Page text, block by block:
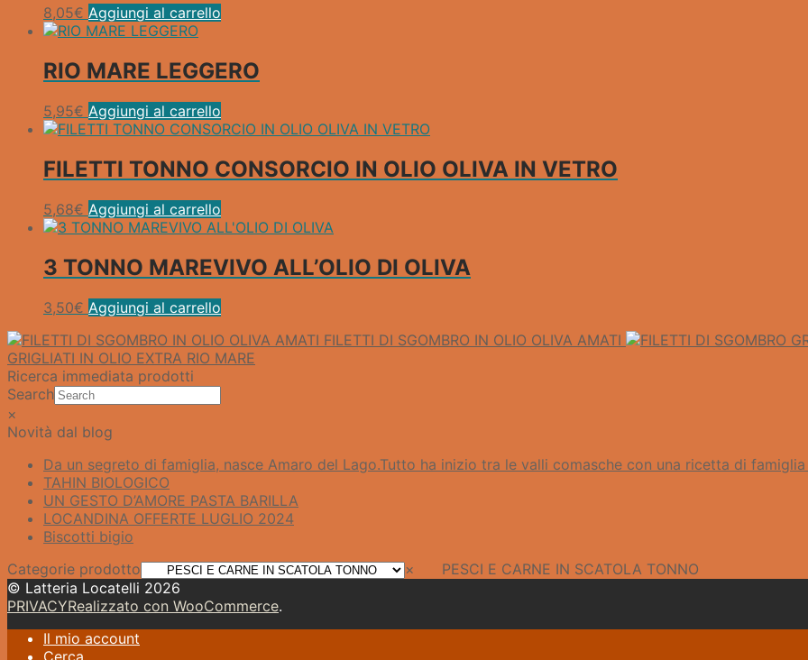
8,05€ Aggiungi al carrello
RIO MARE LEGGERO
5,95€ Aggiungi al carrello
FILETTI TONNO CONSORCIO IN OLIO OLIVA IN VETRO
5,68€ Aggiungi al carrello
3 TONNO MAREVIVO ALL’OLIO DI OLIVA
3,50€ Aggiungi al carrello
FILETTI DI SGOMBRO IN OLIO OLIVA AMATI
GRIGLIATI IN OLIO EXTRA RIO MARE
Ricerca immediata prodotti
Search
×
Novità dal blog
Da un segreto di famiglia, nasce Amaro del Lago.​Tutto ha inizio tra le valli comasche con una ricetta di
TAHIN BIOLOGICO
UN GESTO D’AMORE PASTA BARILLA
LOCANDINA OFFERTE LUGLIO 2024
Biscotti bigio
Categorie prodotto
× PESCI E CARNE IN SCATOLA TONNO
© Latteria Locatelli 2026
PRIVACYRealizzato con WooCommerce.
Il mio account
Cerca